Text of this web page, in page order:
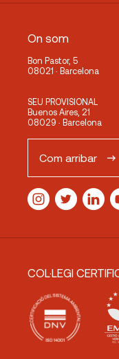
On som
Bon Pastor, 5
08021 · Barcelona
SEU PROVISIONAL
Buenos Aires, 21
08029 · Barcelona
Com arribar
COL·LEGI